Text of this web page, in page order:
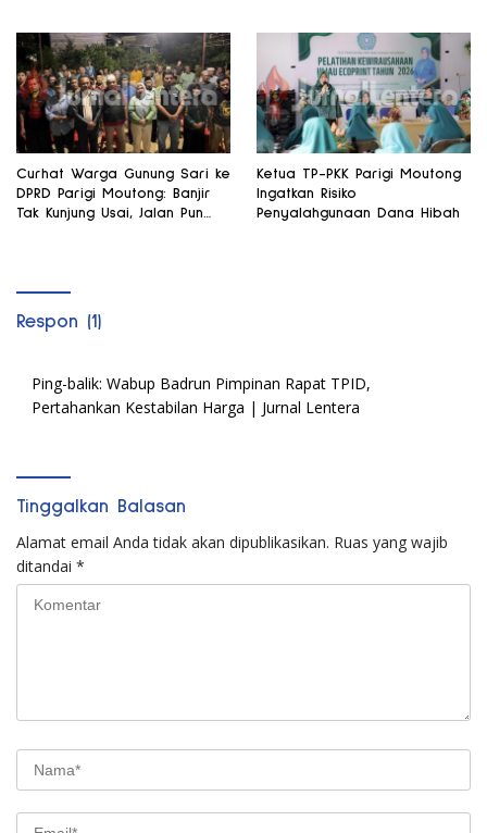
Curhat Warga Gunung Sari ke
DPRD Parigi Moutong: Banjir
Tak Kunjung Usai, Jalan Pun
Ketua TP-PKK Parigi Moutong
Ingatkan Risiko
Penyalahgunaan Dana Hibah
Respon (1)
Ping-balik: Wabup Badrun Pimpinan Rapat TPID,
Pertahankan Kestabilan Harga | Jurnal Lentera
Tinggalkan Balasan
Alamat email Anda tidak akan dipublikasikan. Ruas yang wajib
ditandai *